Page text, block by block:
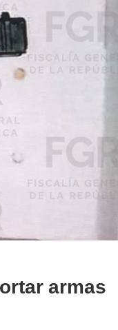
armas